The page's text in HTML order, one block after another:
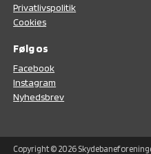
Privatlivspolitik
Cookies
Følg os
Facebook
Instagram
Nyhedsbrev
Copyright © 2026